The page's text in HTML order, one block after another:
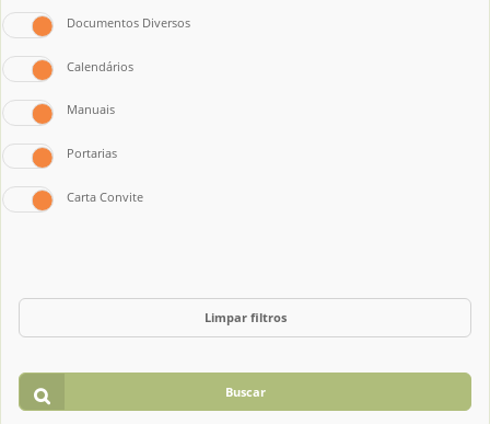
Documentos Diversos
Calendários
Manuais
Portarias
Carta Convite
Limpar filtros
Buscar